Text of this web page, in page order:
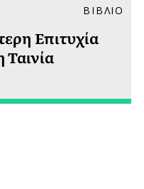
ΒΙΒΛΙΟ
Επιτυχία